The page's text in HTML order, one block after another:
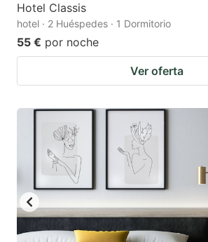
Hotel Classis
hotel · 2 Huéspedes · 1 Dormitorio
55 € por noche
Ver oferta